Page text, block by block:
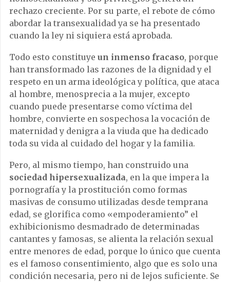
rechazo creciente. Por su parte, el rebote de cómo
abordar la transexualidad ya se ha presentado
cuando la ley ni siquiera está aprobada.
Todo esto constituye un inmenso fracaso, porque
han transformado las razones de la dignidad y el
respeto en un arma ideológica y política, que ataca
al hombre, menosprecia a la mujer, excepto
cuando puede presentarse como víctima del
hombre, convierte en sospechosa la vocación de
maternidad y denigra a la viuda que ha dedicado
toda su vida al cuidado del hogar y la familia.
Pero, al mismo tiempo, han construido una
sociedad hipersexualizada, en la que impera la
pornografía y la prostitución como formas
masivas de consumo utilizadas desde temprana
edad, se glorifica como «empoderamiento” el
exhibicionismo desmadrado de determinadas
cantantes y famosas, se alienta la relación sexual
entre menores de edad, porque lo único que cuenta
es el famoso consentimiento, algo que es solo una
condición necesaria, pero ni de lejos suficiente. Se